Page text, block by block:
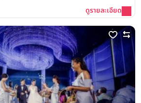
ดูรายละเอียด